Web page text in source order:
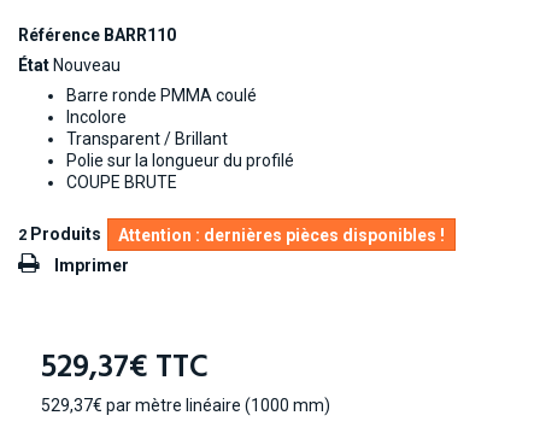
Référence BARR110
État Nouveau
Barre ronde PMMA coulé
Incolore
Transparent / Brillant
Polie sur la longueur du profilé
COUPE BRUTE
2 Produits
Attention : dernières pièces disponibles !
Imprimer
529,37€TTC
529,37€ par mètre linéaire (1000 mm)